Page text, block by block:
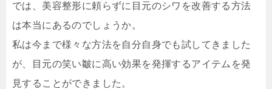
では、美容整形に頼らずに目元のシワを改善する方法
は本当にあるのでしょうか。
私は今まで様々な方法を自分自身でも試してきました
が、目元の笑い皺に高い効果を発揮するアイテムを発
見することができました。